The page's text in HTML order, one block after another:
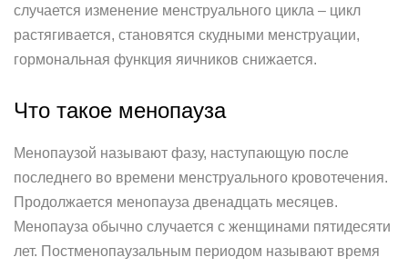
случается изменение менструального цикла – цикл
растягивается, становятся скудными менструации,
гормональная функция яичников снижается.
Что такое менопауза
Менопаузой называют фазу, наступающую после
последнего во времени менструального кровотечения.
Продолжается менопауза двенадцать месяцев.
Менопауза обычно случается с женщинами пятидесяти
лет. Постменопаузальным периодом называют время